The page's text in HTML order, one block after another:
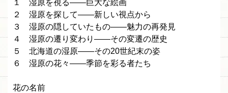
１ 湿原を視る――巨大な絵画
２ 湿原を探して――新しい視点から
３ 湿原の隠していたもの――魅力の再発見
４ 湿原の遷り変わり――その変遷の歴史
５ 北海道の湿原――その20世紀末の姿
６ 湿原の花々――季節を彩る者たち
花の名前